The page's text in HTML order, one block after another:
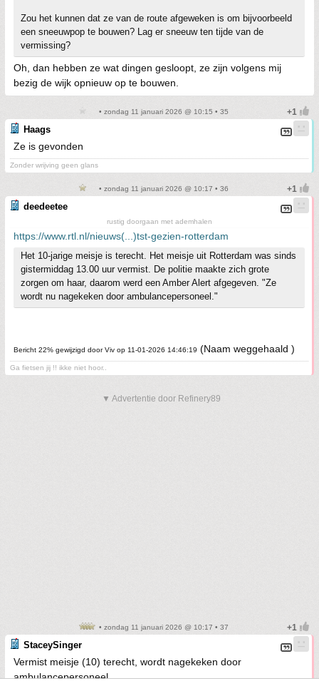
Zou het kunnen dat ze van de route afgeweken is om bijvoorbeeld
een sneeuwpop te bouwen? Lag er sneeuw ten tijde van de
vermissing?
Oh, dan hebben ze wat dingen gesloopt, ze zijn volgens mij
bezig de wijk opnieuw op te bouwen.
• zondag 11 januari 2026 @ 10:15 • 35
Haags
Ze is gevonden
Zonder wrijving geen glans
• zondag 11 januari 2026 @ 10:17 • 36
deedeetee
rustig doorgaan met ademhalen
https://www.rtl.nl/nieuws(...)tst-gezien-rotterdam
Het 10-jarige meisje is terecht. Het meisje uit Rotterdam was sinds
gistermiddag 13.00 uur vermist. De politie maakte zich grote
zorgen om haar, daarom werd een Amber Alert afgegeven. "Ze
wordt nu nagekeken door ambulancepersoneel."
Bericht 22% gewijzigd door Viv op 11-01-2026 14:46:19 (Naam weggehaald )
Ga fietsen jij !! ikke niet hoor..
▼ Advertentie door Refinery89
• zondag 11 januari 2026 @ 10:17 • 37
StaceySinger
Vermist meisje (10) terecht, wordt nagekeken door
ambulancepersoneel